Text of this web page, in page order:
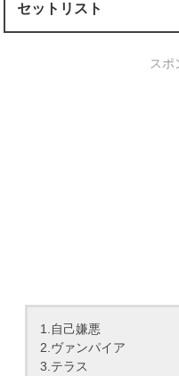
セットリスト
スポ
1.自己嫌悪
2.ヴァンパイア
3.テラス